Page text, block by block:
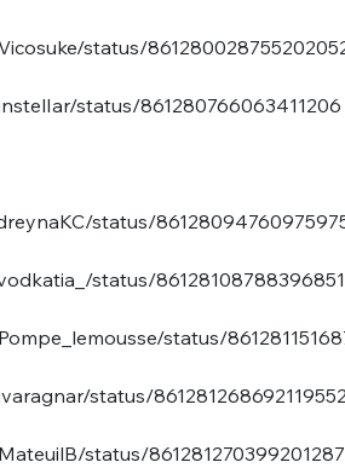
status/
status/861280766063411206
status/
status/
status/
status/
status/861281270399201287